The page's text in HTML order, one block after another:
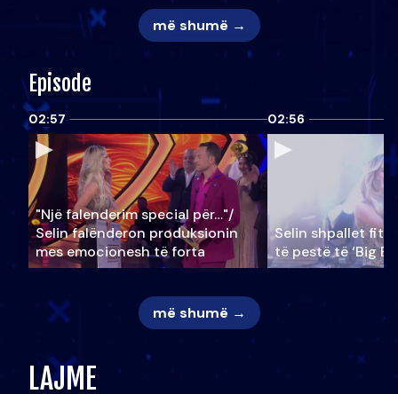
më shumë →
Episode
02:57
"Një falenderim special për…"/
Selin falënderon produksionin
mes emocionesh të forta
02:56
Selin shpallet
të pestë të ‘Big
më shumë →
LAJME